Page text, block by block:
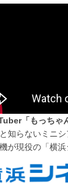
「もっちゃ
知らないミニ
が現役の「横